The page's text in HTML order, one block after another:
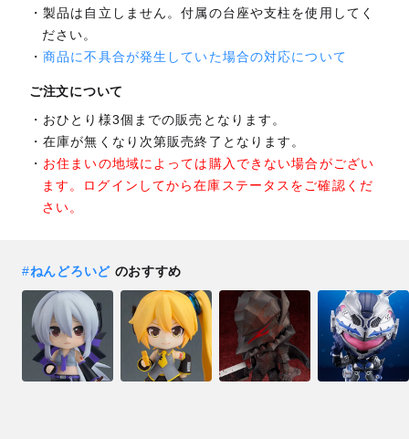
製品は自立しません。付属の台座や支柱を使用してく
ださい。
商品に不具合が発生していた場合の対応について
ご注文について
おひとり様3個までの販売となります。
在庫が無くなり次第販売終了となります。
お住まいの地域によっては購入できない場合がござい
ます。ログインしてから在庫ステータスをご確認くだ
さい。
#ねんどろいどのおすすめ